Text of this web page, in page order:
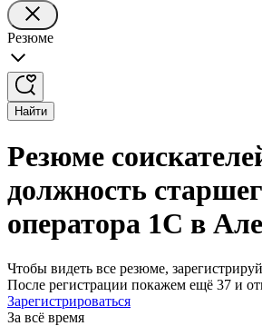
Резюме
Найти
Резюме
должность
оператора 1С в
Чтобы видеть все резюме,
После регистрации покажем ещё 37 и
Зарегистрироваться
За всё время